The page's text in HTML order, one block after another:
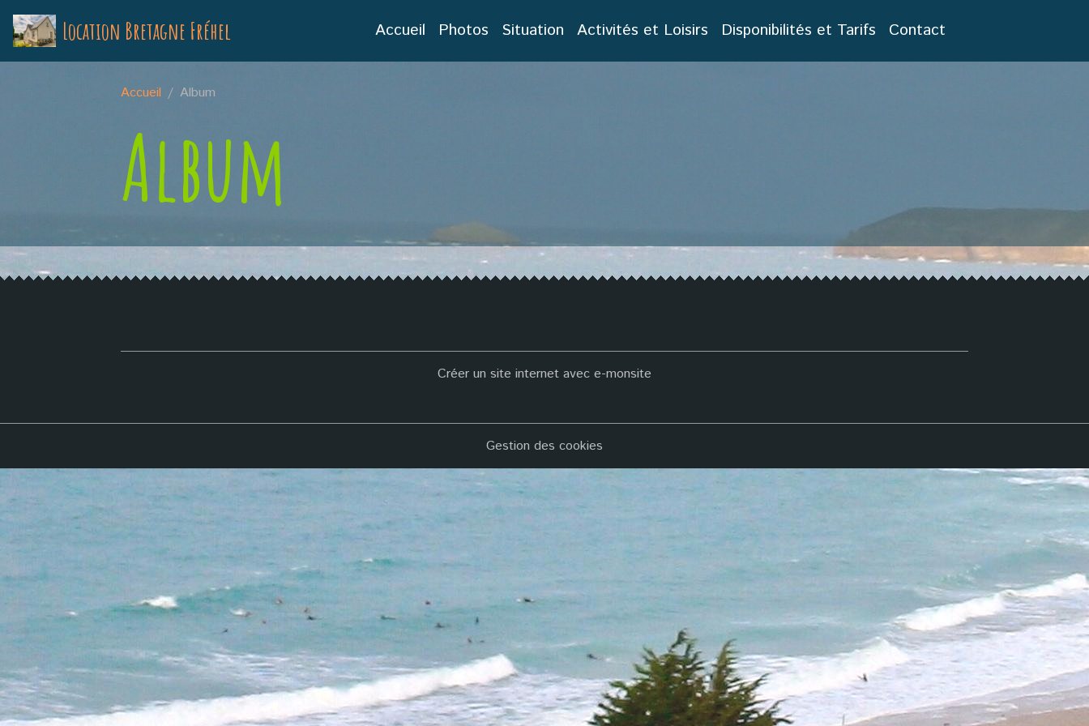
Location Bretagne Fréhel Accueil Photos Situation Activités et Loisirs Disponibilités et Tarifs Contact
Accueil Album
Album
Créer un site internet avec e-monsite
Gestion des cookies